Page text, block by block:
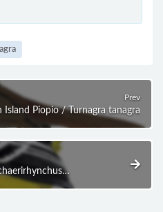
Prev
Island Piopio / Turnagra tanagra